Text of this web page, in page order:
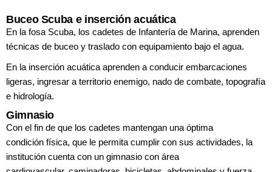
Buceo Scuba e inserción acuática
En la fosa Scuba, los cadetes de Infantería de Marina, aprenden
técnicas de buceo y traslado con equipamiento bajo el agua.
En la inserción acuática aprenden a conducir embarcaciones
ligeras, ingresar a territorio enemigo, nado de combate, topografía
e hidrología.
Gimnasio
Con el fin de que los cadetes mantengan una óptima
condición física, que le permita cumplir con sus actividades, la
institución cuenta con un gimnasio con área